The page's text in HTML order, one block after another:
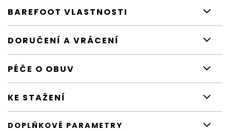
BAREFOOT VLASTNOSTI
DORUČENÍ A VRÁCENÍ
PÉČE O OBUV
KE STAŽENÍ
DOPLŇKOVÉ PARAMETRY